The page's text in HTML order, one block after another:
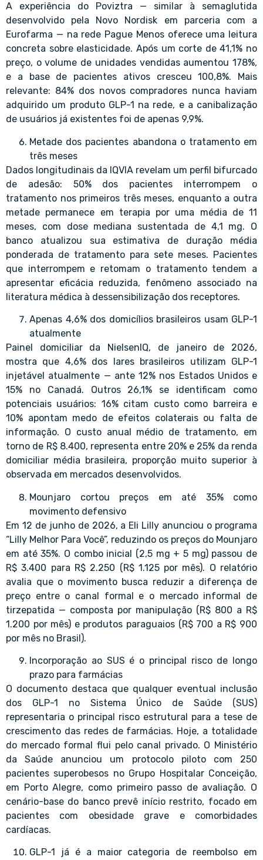
A experiência do Poviztra — similar à semaglutida
desenvolvido pela Novo Nordisk em parceria com a
Eurofarma — na rede Pague Menos oferece uma leitura
concreta sobre elasticidade. Após um corte de 41,1% no
preço, o volume de unidades vendidas aumentou 178%,
e a base de pacientes ativos cresceu 100,8%. Mais
relevante: 84% dos novos compradores nunca haviam
adquirido um produto GLP-1 na rede, e a canibalização
de usuários já existentes foi de apenas 9,9%.
Metade dos pacientes abandona o tratamento em
três meses
Dados longitudinais da IQVIA revelam um perfil bifurcado
de adesão: 50% dos pacientes interrompem o
tratamento nos primeiros três meses, enquanto a outra
metade permanece em terapia por uma média de 11
meses, com dose mediana sustentada de 4,1 mg. O
banco atualizou sua estimativa de duração média
ponderada de tratamento para sete meses. Pacientes
que interrompem e retomam o tratamento tendem a
apresentar eficácia reduzida, fenômeno associado na
literatura médica à dessensibilização dos receptores.
Apenas 4,6% dos domicílios brasileiros usam GLP-1
atualmente
Painel domiciliar da NielsenIQ, de janeiro de 2026,
mostra que 4,6% dos lares brasileiros utilizam GLP-1
injetável atualmente — ante 12% nos Estados Unidos e
15% no Canadá. Outros 26,1% se identificam como
potenciais usuários: 16% citam custo como barreira e
10% apontam medo de efeitos colaterais ou falta de
informação. O custo anual médio de tratamento, em
torno de R$ 8.400, representa entre 20% e 25% da renda
domiciliar média brasileira, proporção muito superior à
observada em mercados desenvolvidos.
Mounjaro cortou preços em até 35% como
movimento defensivo
Em 12 de junho de 2026, a Eli Lilly anunciou o programa
“Lilly Melhor Para Você”, reduzindo os preços do Mounjaro
em até 35%. O combo inicial (2,5 mg + 5 mg) passou de
R$ 3.400 para R$ 2.250 (R$ 1.125 por mês). O relatório
avalia que o movimento busca reduzir a diferença de
preço entre o canal formal e o mercado informal de
tirzepatida — composta por manipulação (R$ 800 a R$
1.200 por mês) e produtos paraguaios (R$ 700 a R$ 900
por mês no Brasil).
Incorporação ao SUS é o principal risco de longo
prazo para farmácias
O documento destaca que qualquer eventual inclusão
dos GLP-1 no Sistema Único de Saúde (SUS)
representaria o principal risco estrutural para a tese de
crescimento das redes de farmácias. Hoje, a totalidade
do mercado formal flui pelo canal privado. O Ministério
da Saúde anunciou um protocolo piloto com 250
pacientes superobesos no Grupo Hospitalar Conceição,
em Porto Alegre, como primeiro passo de avaliação. O
cenário-base do banco prevê início restrito, focado em
pacientes com obesidade grave e comorbidades
cardíacas.
GLP-1 já é a maior categoria de reembolso em